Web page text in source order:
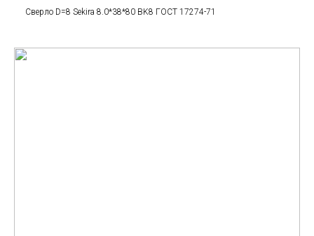
Сверло D=8 Sekira 8.0*38*80 BK8 ГОСТ 17274-71